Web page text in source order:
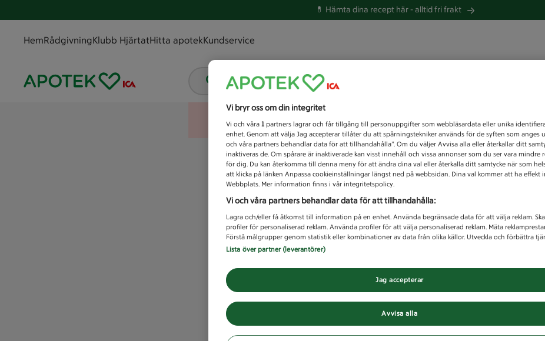
💊 Hämta dina recept här -alltid fri frakt
HemRådgivningKlubb HjärtatHitta apotekKundservice
Vad letar du efter idag?
Unknown error
Vi bryr oss om din integritet
Vi och våra 1 partners lagrar och får tillgång till personuppgifter som webbläsardata eller unika
enhet. Genom att välja Jag accepterar tillåter du att spårningstekniker används för de syften som anges
och våra partners behandlar data för att tillhandahålla”. Om du väljer Avvisa alla eller återkallar ditt
inaktiveras de. Om spårare är inaktiverade kan visst innehåll och vissa annonser som du ser vara mindre
för dig. Du kan återkomma till denna meny för att ändra dina val eller återkalla ditt samtycke när som
att klicka på länken Anpassa cookieinställningar längst ned på webbsidan. Dina val kommer att ha effekt
Webbplats. Mer information finns i vår integritetspolicy.
Vi och våra partners behandlar data för att tillhandahålla:
Lagra och/eller få åtkomst till information på en enhet. Använda begränsade data för att välja reklam.
profiler för personaliserad reklam. Använda profiler för att välja personaliserad reklam. Mäta
Förstå målgrupper genom statistik eller kombinationer av data från olika källor. Utveckla och förbättra
Lista över partner (leverantörer)
Avvisa alla
Jag accepterar